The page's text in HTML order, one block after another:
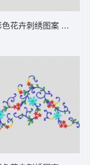
色花卉刺绣图案 植物花